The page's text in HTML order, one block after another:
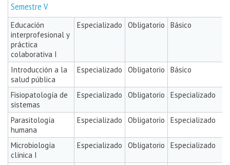
Semestre V
Educación
interprofesional y
práctica
colaborativa I
Especializado Obligatorio Básico
Introducción a la
salud pública
Especializado Obligatorio Básico
Fisiopatología de
sistemas
Especializado Obligatorio Especializado
Parasitología
humana
Especializado Obligatorio Especializado
Microbiología
clínica I
Especializado Obligatorio Especializado